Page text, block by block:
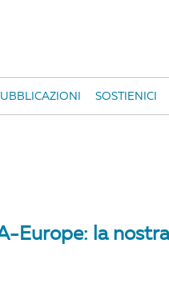
SOSTIENICI
Europe: la